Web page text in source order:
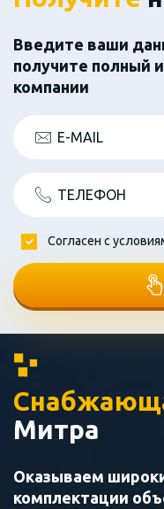
Введите ваши
получите полный
компании
E-MAIL
ТЕЛЕФОН
Согласен с
Митра
Оказываем
комплектации